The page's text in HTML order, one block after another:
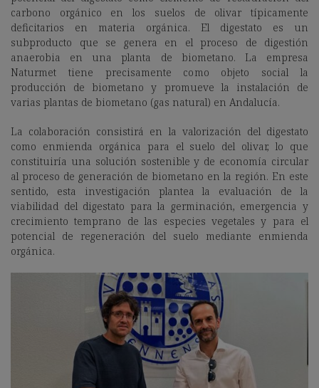
carbono orgánico en los suelos de olivar típicamente
deficitarios en materia orgánica. El digestato es un
subproducto que se genera en el proceso de digestión
anaerobia en una planta de biometano. La empresa
Naturmet tiene precisamente como objeto social la
producción de biometano y promueve la instalación de
varias plantas de biometano (gas natural) en Andalucía.
La colaboración consistirá en la valorización del digestato
como enmienda orgánica para el suelo del olivar, lo que
constituiría una solución sostenible y de economía circular
al proceso de generación de biometano en la región. En este
sentido, esta investigación plantea la evaluación de la
viabilidad del digestato para la germinación, emergencia y
crecimiento temprano de las especies vegetales y para el
potencial de regeneración del suelo mediante enmienda
orgánica.